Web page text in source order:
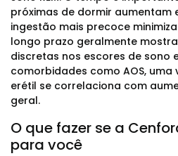
próximas de dormir aumentam
ingestão mais precoce
longo prazo geralmente
discretas nos escores de sono
comorbidades como AOS, uma
erétil se correlaciona com
geral.
O que fazer se a
para você